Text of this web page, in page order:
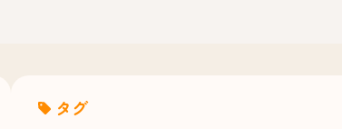
タグ